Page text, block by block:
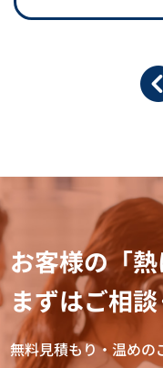
サーモトレース YGP/PFA
ドラム缶用バンドヒータ
YGSN-200-1型 YGSN-
カタログダウンロー
お客様の「熱
まずはご相
無料見積もり・温めの